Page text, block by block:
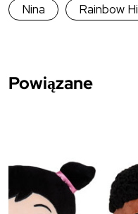
Nina
Rainbow
Powiązane